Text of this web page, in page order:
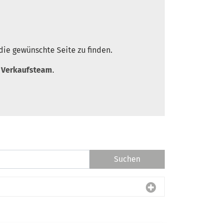
gewünschte Seite zu finden.
Verkaufsteam.